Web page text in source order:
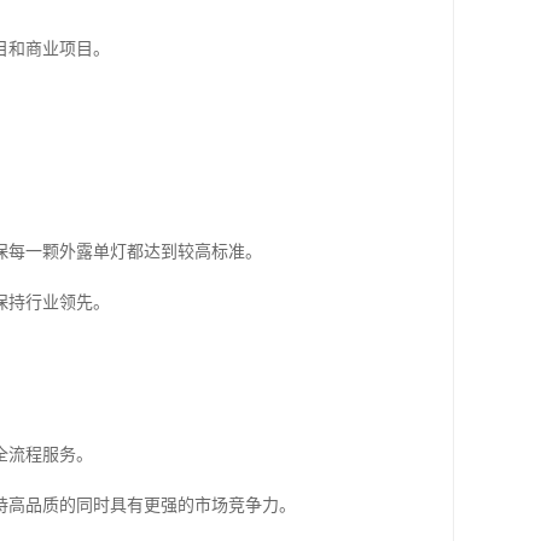
商业项目。
一颗外露单灯都达到较高标准。
行业领先。
程服务。
品质的同时具有更强的市场竞争力。